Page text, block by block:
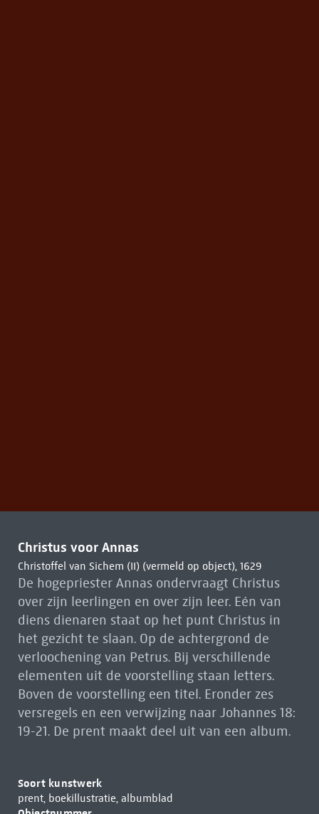
Christus voor Annas
Christoffel van Sichem (II) (vermeld op object), 1629
De hogepriester Annas ondervraagt Christus
over zijn leerlingen en over zijn leer. Eén van
diens dienaren staat op het punt Christus in
het gezicht te slaan. Op de achtergrond de
verloochening van Petrus. Bij verschillende
elementen uit de voorstelling staan letters.
Boven de voorstelling een titel. Eronder zes
versregels en een verwijzing naar Johannes 18:
19-21. De prent maakt deel uit van een album.
Soort kunstwerk
prent, boekillustratie, albumblad